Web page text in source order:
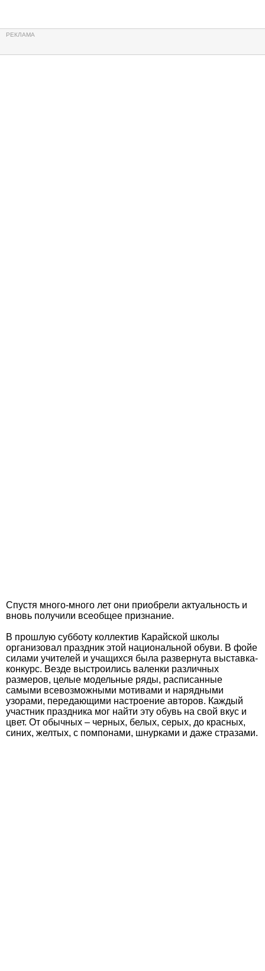
Спустя много-много лет они приобрели актуальность и
вновь получили всеобщее признание.
В прошлую субботу коллектив Карайской школы
организовал праздник этой национальной обуви. В фойе
силами учителей и учащихся была развернута выставка-
конкурс. Везде выстроились валенки различных
размеров, целые модельные ряды, расписанные
самыми всевозможными мотивами и нарядными
узорами, передающими настроение авторов. Каждый
участник праздника мог найти эту обувь на свой вкус и
цвет. От обычных – черных, белых, серых, до красных,
синих, желтых, с помпонами, шнурками и даже стразами.